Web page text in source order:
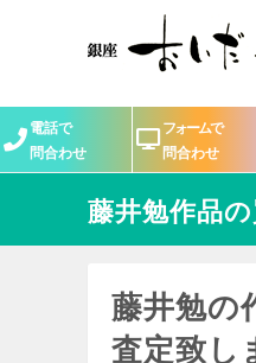
電話で
問合わせ
フォームで
問合わせ
藤井勉作品
藤井勉の
査定致し